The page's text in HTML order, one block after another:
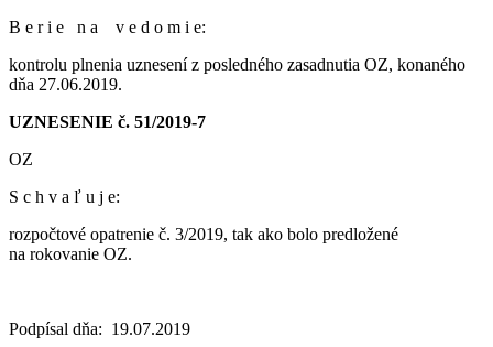
B e r i e n a v e d o m i e:
kontrolu plnenia uznesení z posledného zasadnutia OZ, konaného
dňa 27.06.2019.
UZNESENIE č. 51/2019-7
OZ
S c h v a ľ u j e:
rozpočtové opatrenie č. 3/2019, tak ako bolo predložené
na rokovanie OZ.
Podpísal dňa: 19.07.2019